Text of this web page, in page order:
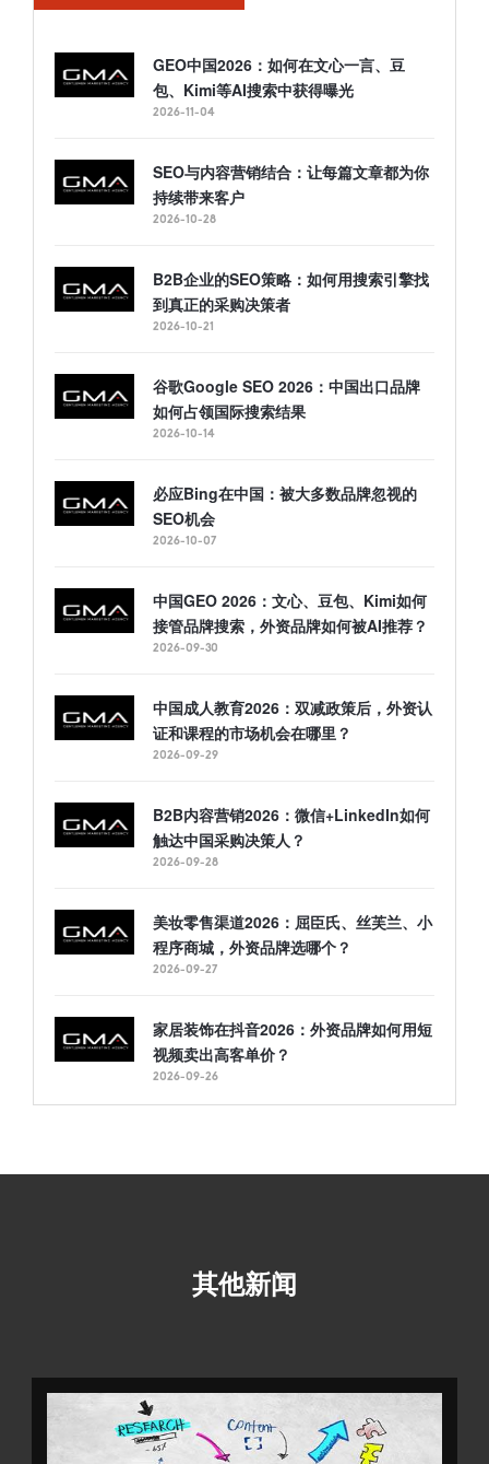
GEO中国2026：如何在文心一言、豆
包、Kimi等AI搜索中获得曝光
2026-11-04
SEO与内容营销结合：让每篇文章都为你
持续带来客户
2026-10-28
B2B企业的SEO策略：如何用搜索引擎找
到真正的采购决策者
2026-10-21
谷歌Google SEO 2026：中国出口品牌
如何占领国际搜索结果
2026-10-14
必应Bing在中国：被大多数品牌忽视的
SEO机会
2026-10-07
中国GEO 2026：文心、豆包、Kimi如何
接管品牌搜索，外资品牌如何被AI推荐？
2026-09-30
中国成人教育2026：双减政策后，外资认
证和课程的市场机会在哪里？
2026-09-29
B2B内容营销2026：微信+LinkedIn如何
触达中国采购决策人？
2026-09-28
美妆零售渠道2026：屈臣氏、丝芙兰、小
程序商城，外资品牌选哪个？
2026-09-27
家居装饰在抖音2026：外资品牌如何用短
视频卖出高客单价？
2026-09-26
其他新闻